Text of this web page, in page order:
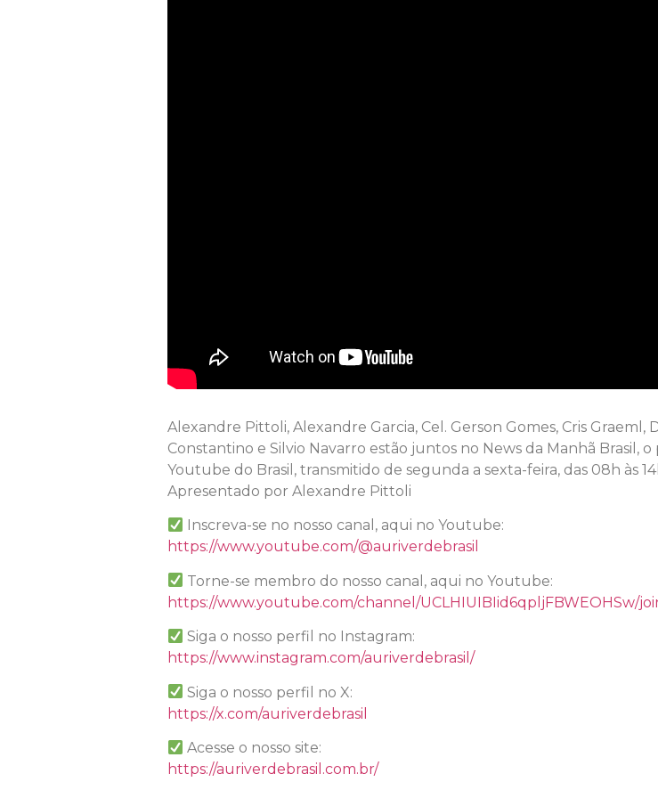
Alexandre Pittoli, Alexandre Garcia, Cel. Gerson Gomes, Cris
Constantino e Silvio Navarro estão juntos no News da Manhã Brasil,
Youtube do Brasil, transmitido de segunda a sexta-feira, das 08h às
Apresentado por Alexandre Pittoli
Inscreva-se no nosso canal, aqui no Youtube:
https://www.youtube.com/@auriverdebrasil
Torne-se membro do nosso canal, aqui no Youtube:
https://www.youtube.com/channel/UCLHIUIBIid6qpljFBWEOHSw/
Siga o nosso perfil no Instagram:
https://www.instagram.com/auriverdebrasil/
Siga o nosso perfil no X:
https://x.com/auriverdebrasil
Acesse o nosso site:
https://auriverdebrasil.com.br/